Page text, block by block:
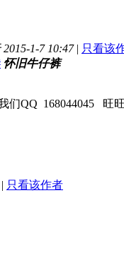
1-7 10:47| 只看该
怀旧牛仔裤
们QQ 168044045 旺旺
| 只看该作者